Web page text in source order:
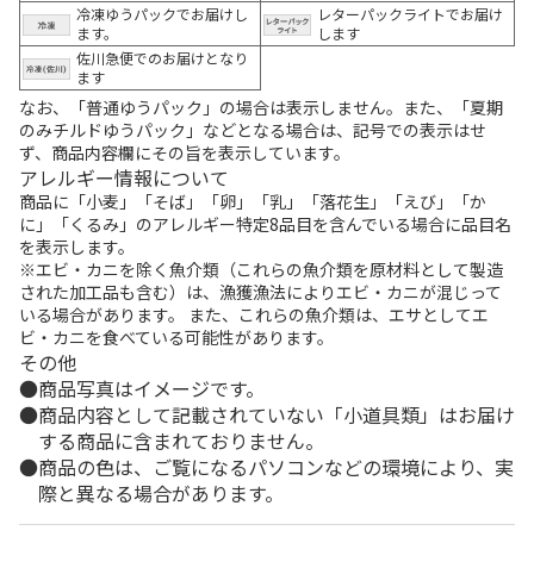
冷凍ゆうパックでお届けし
ます。
レターパックライトでお届け
します
佐川急便でのお届けとなり
ます
なお、「普通ゆうパック」の場合は表示しません。また、「夏期
のみチルドゆうパック」などとなる場合は、記号での表示はせ
ず、商品内容欄にその旨を表示しています。
アレルギー情報について
商品に「小麦」「そば」「卵」「乳」「落花生」「えび」「か
に」「くるみ」のアレルギー特定8品目を含んでいる場合に品目名
を表示します。
※エビ・カニを除く魚介類（これらの魚介類を原材料として製造
された加工品も含む）は、漁獲漁法によりエビ・カニが混じって
いる場合があります。 また、これらの魚介類は、エサとしてエ
ビ・カニを食べている可能性があります。
その他
商品写真はイメージです。
商品内容として記載されていない「小道具類」はお届け
する商品に含まれておりません。
商品の色は、ご覧になるパソコンなどの環境により、実
際と異なる場合があります。